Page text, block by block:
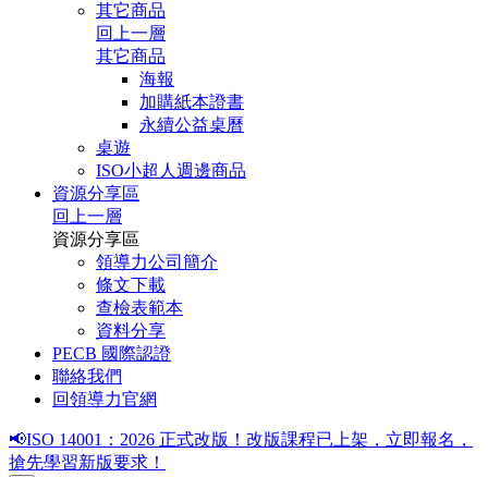
其它商品
回上一層
其它商品
海報
加購紙本證書
永續公益桌曆
桌遊
ISO小超人週邊商品
資源分享區
回上一層
資源分享區
領導力公司簡介
條文下載
查檢表範本
資料分享
PECB 國際認證
聯絡我們
回領導力官網
📢ISO 14001：2026 正式改版！改版課程已上架，立即報名，
搶先學習新版要求！